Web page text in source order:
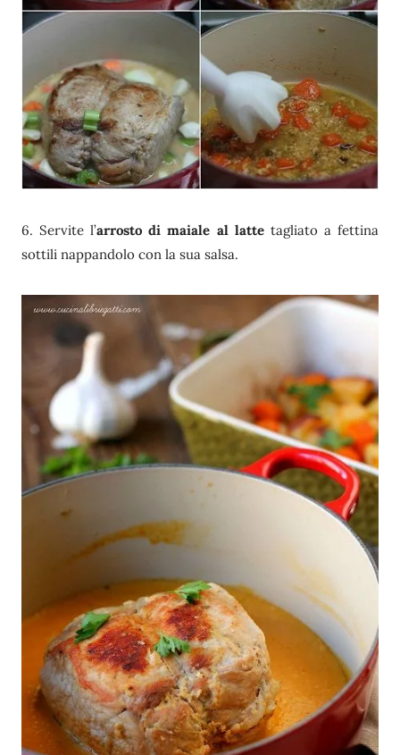
6. Servite l’arrosto di maiale al lattetagliato a fettina
sottili nappandolo con la sua salsa.